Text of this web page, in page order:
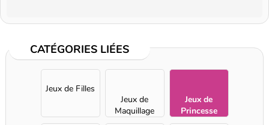
CATÉGORIES LIÉES
Jeux de Filles
Jeux de
Maquillage
Jeux de
Princesse